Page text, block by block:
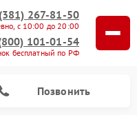
267-81-50
с 10:00 до 20:00
101-01-54
бесплатный по РФ
Позвонить